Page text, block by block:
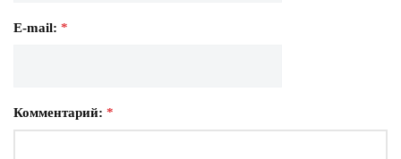
E-mail: *
Комментарий: *